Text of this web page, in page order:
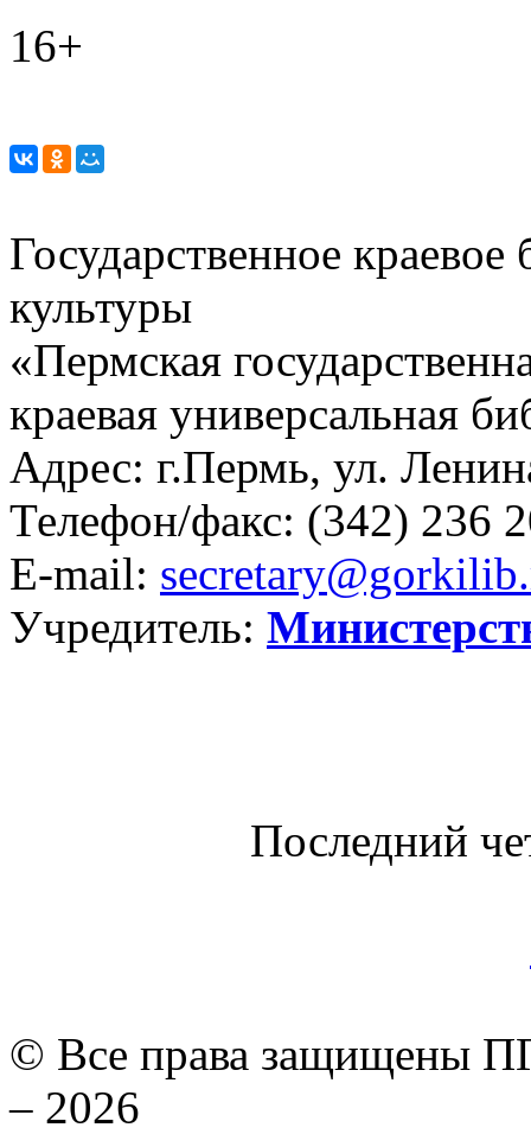
16+
Государственное
культуры
«Пермская
краевая универсальная
Адрес: г.Пермь, ул.
Телефон/факс: (342) 236
E-mail:
Учредитель:
Последний
© Все права защищены
– 2026